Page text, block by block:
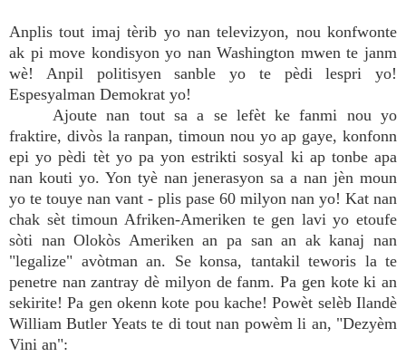
Anplis tout imaj tèrib yo nan televizyon, nou konfwonte
ak pi move kondisyon yo nan Washington mwen te janm
wè! Anpil politisyen sanble yo te pèdi lespri yo!
Espesyalman Demokrat yo!
Ajoute nan tout sa a se lefèt ke fanmi nou yo
fraktire, divòs la ranpan, timoun nou yo ap gaye, konfonn
epi yo pèdi tèt yo pa yon estrikti sosyal ki ap tonbe apa
nan kouti yo. Yon tyè nan jenerasyon sa a nan jèn moun
yo te touye nan vant - plis pase 60 milyon nan yo! Kat nan
chak sèt timoun Afriken-Ameriken te gen lavi yo etoufe
sòti nan Olokòs Ameriken an pa san an ak kanaj nan
"legalize" avòtman an. Se konsa, tantakil teworis la te
penetre nan zantray dè milyon de fanm. Pa gen kote ki an
sekirite! Pa gen okenn kote pou kache! Powèt selèb Ilandè
William Butler Yeats te di tout nan powèm li an, "Dezyèm
Vini an":